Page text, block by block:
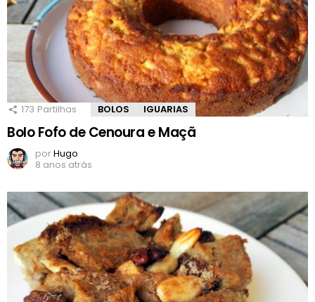
173 Partilhas BOLOS IGUARIAS
Bolo Fofo de Cenoura e Maçã
porHugo
8 anos atrás